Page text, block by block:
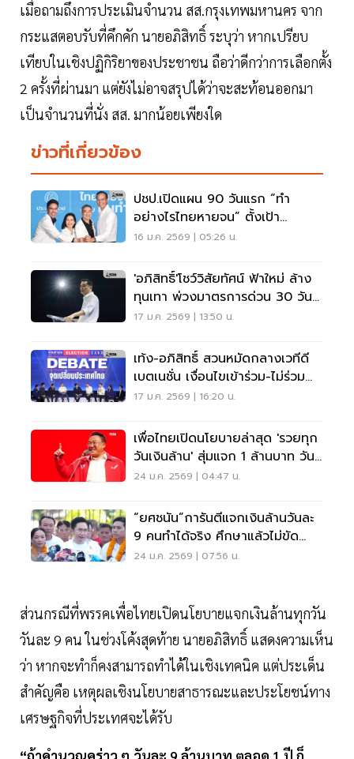
เมื่อถามถึงการประเมินจำนวน สส.กรุงเทพมหานคร จาก
กระแสตอบรับที่คึกคัก นายอภิสิทธิ์ ระบุว่า หากเปรียบ
เทียบในเชิงปฏิกิริยาของประชาชน ถือว่าดีกว่าการเลือกตั้ง
2 ครั้งที่ผ่านมา แต่ยังไม่อาจสรุปได้ว่าจะสะท้อนออกมา
เป็นจำนวนที่นั่ง สส. มากน้อยเพียงใด
ข่าวที่เกี่ยวข้อง
ปชป.เปิดแผน 90 วันแรก “ทำ
อย่างไรไทยหายจน” ตั้งเป้า
เศรษฐกิจโต 5%
16 ม.ค. 2569 | 05:26 น.
'อภิสิทธิ์'โชว์วิสัยทัศน์ ฟ้าใหม่ ล้าง
ทุนเทา พ่วงมาตรการด่วน 30 วัน
กระตุ้นเศรษฐกิจระยะสั้น
17 ม.ค. 2569 | 13:50 น.
เท้ง-อภิสิทธิ์ สวนหมัดกลางเวทีดี
เบตเนชั่น เงื่อนไขเข้าร่วม-ไม่ร่วม
รัฐบาลภูมิใจไทย
17 ม.ค. 2569 | 16:20 น.
เพื่อไทยเปิดนโยบายล่าสุด 'รวยทุก
วันเงินล้าน' สุ่มแจก 1 ล้านบาท วัน
ละ 9 คน
24 ม.ค. 2569 | 04:47 น.
“ยศชนัน”การันตีแจกเงินล้านวันละ
9 คนทำได้จริง ศึกษาแล้วไม่ขัด
กฎหมาย
24 ม.ค. 2569 | 07:56 น.
ส่วนกรณีที่พรรคเพื่อไทยเปิดนโยบายแจกเงินล้านทุกวัน
วันละ 9 คน ในช่วงโค้งสุดท้าย นายอภิสิทธิ์ แสดงความเห็น
ว่า หากจะทำก็คงสามารถทำได้ในเชิงเทคนิค แต่ประเด็น
สำคัญคือ เหตุผลเชิงนโยบายสาธารณะและประโยชน์ทาง
เศรษฐกิจที่ประเทศจะได้รับ